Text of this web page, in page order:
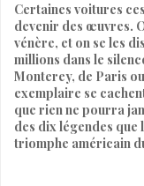
Certaines voitures
devenir des œuvres.
vénère, et on se les
millions dans le
Monterey, de Paris
exemplaire se
que rien ne pourra
des dix légendes
triomphe américain